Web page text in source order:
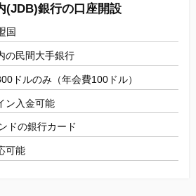
(JDB)銀行の口座開設
国
の民間大手銀行
ドルのみ（年会費100ドル）
ン入金可能
ドの銀行カード
可能